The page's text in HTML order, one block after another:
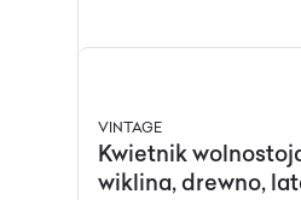
VINTAGE
Kwietnik
wiklina, drewno,